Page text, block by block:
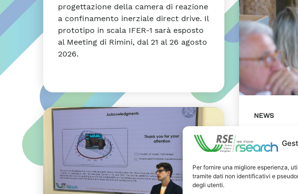
Per fornire una migliore esperienza,
tramite dati non identificativi e
degli utenti.
progettazione della camera di reazione
a confinamento inerziale direct drive. Il
prototipo in scala IFER-1 sarà esposto
al Meeting di Rimini, dal 21 al 26 agosto
2026.
NEWS
Innov-E